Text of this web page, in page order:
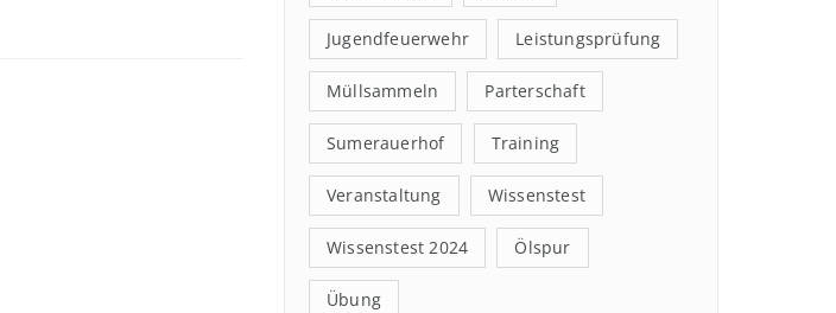
Jugendfeuerwehr Leistungsprüfung
Müllsammeln Parterschaft
Sumerauerhof Training
Veranstaltung Wissenstest
Wissenstest 2024 Ölspur
Übung